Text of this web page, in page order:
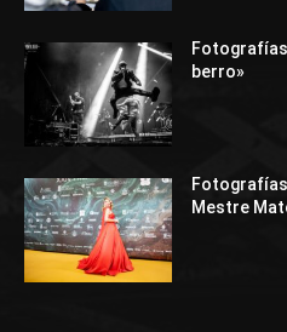
berro»
Mestre